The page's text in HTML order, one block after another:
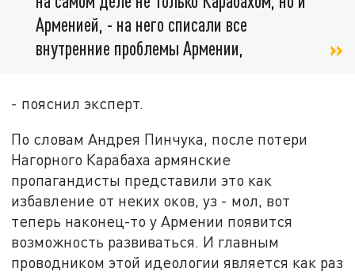
Арменией, - на него списали все
внутренние проблемы Армении,
- пояснил эксперт.
По словам Андрея Пинчука, после потери
Нагорного Карабаха армянские
пропагандисты представили это как
избавление от неких оков, уз - мол, вот
теперь наконец-то у Армении появится
возможность развиваться. И главным
проводником этой идеологии является как раз